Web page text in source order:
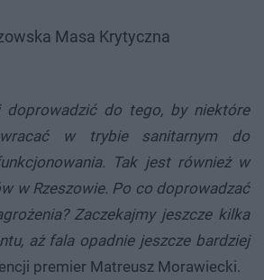
Masa Krytyczna
doprowadzić do tego, by niektóre
wracać w trybie sanitarnym do
Tak jest również w
w Rzeszowie. Po co doprowadzać
Zaczekajmy jeszcze kilka
aż fala opadnie jeszcze bardziej
premier Matreusz Morawiecki.